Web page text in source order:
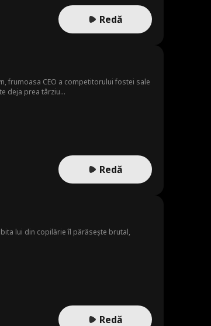
Redă
frumoasa CEO a competitorului fostei sale
deja prea târziu...
Redă
lui din copilărie îl părăsește brutal,
Redă